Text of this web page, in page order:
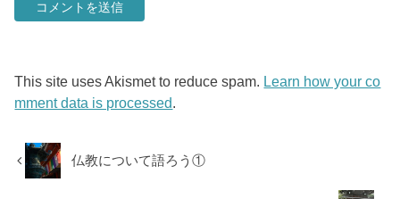
This site uses Akismet to reduce spam. Learn how your co
mment data is processed.
仏教について語ろう①